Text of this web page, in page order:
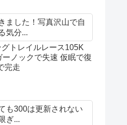
ました！写真沢山で自
気分...
トレイルレース105K
ノックで失速 仮眠で復
完走
も300は更新されない
ぎ...